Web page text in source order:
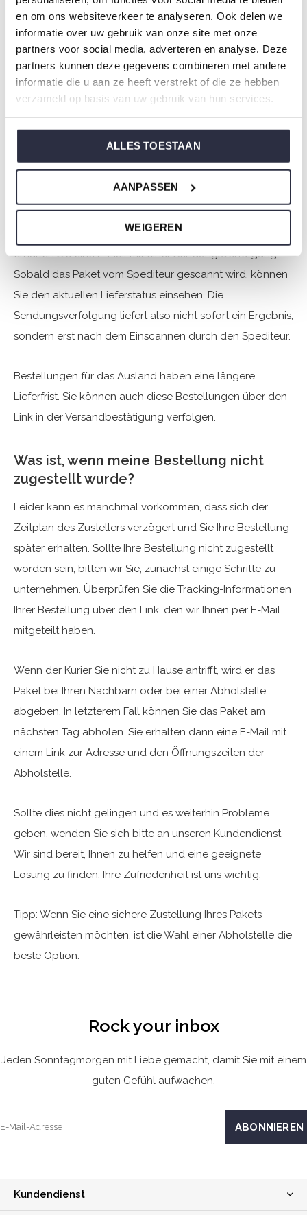
en om ons websiteverkeer te analyseren. Ook delen we
informatie over uw gebruik van onze site met onze
partners voor social media, adverteren en analyse. Deze
partners kunnen deze gegevens combineren met andere
informatie die u aan ze heeft verstrekt of die ze hebben
verzameld op basis van uw gebruik van hun services.
ALLES TOESTAAN
AANPASSEN
WEIGEREN
mehr zu tun als sonst. Trotz der Hektik tun wir unser
Bestes, um Ihr Paket so schnell wie möglich zu
bearbeiten und zu versenden. Bitte beachten Sie, dass
das Paket später zugestellt wird, als Sie es gewohnt sind.
Wie kann ich eine Bestellung verfolgen?
Wir senden Ihnen mehrere E-Mails, um Sie über den
Fortschritt Ihrer Bestellung auf dem Laufenden zu halten.
Nachdem Sie Ihre Bestellung aufgegeben haben, senden
wir Ihnen eine Auftragsbestätigung per E-Mail. In dem
Moment, in dem Ihre Bestellung unser Lager verlässt,
erhalten Sie eine E-Mail mit einer Sendungsverfolgung.
Sobald das Paket vom Spediteur gescannt wird, können
Sie den aktuellen Lieferstatus einsehen. Die
Sendungsverfolgung liefert also nicht sofort ein Ergebnis,
sondern erst nach dem Einscannen durch den Spediteur.
Bestellungen für das Ausland haben eine längere
Lieferfrist. Sie können auch diese Bestellungen über den
Link in der Versandbestätigung verfolgen.
Was ist, wenn meine Bestellung nicht
zugestellt wurde?
Leider kann es manchmal vorkommen, dass sich der
Zeitplan des Zustellers verzögert und Sie Ihre Bestellung
später erhalten. Sollte Ihre Bestellung nicht zugestellt
worden sein, bitten wir Sie, zunächst einige Schritte zu
unternehmen. Überprüfen Sie die Tracking-Informationen
Ihrer Bestellung über den Link, den wir Ihnen per E-Mail
mitgeteilt haben.
Wenn der Kurier Sie nicht zu Hause antrifft, wird er das
Paket bei Ihren Nachbarn oder bei einer Abholstelle
abgeben. In letzterem Fall können Sie das Paket am
nächsten Tag abholen. Sie erhalten dann eine E-Mail mit
einem Link zur Adresse und den Öffnungszeiten der
Abholstelle.
Sollte dies nicht gelingen und es weiterhin Probleme
geben, wenden Sie sich bitte an unseren Kundendienst.
Wir sind bereit, Ihnen zu helfen und eine geeignete
Lösung zu finden. Ihre Zufriedenheit ist uns wichtig.
Tipp: Wenn Sie eine sichere Zustellung Ihres Pakets
gewährleisten möchten, ist die Wahl einer Abholstelle die
beste Option.
Rock your inbox
Jeden Sonntagmorgen mit Liebe gemacht, damit Sie mit einem
guten Gefühl aufwachen.
Kundendienst